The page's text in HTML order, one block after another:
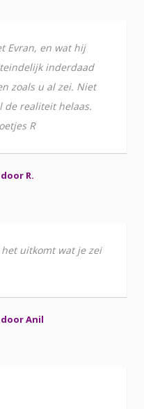
Evran, en wat hij
inderdaad
zoals u al zei. Niet
de realiteit helaas.
R
door R.
uitkomt wat je zei
door Anil